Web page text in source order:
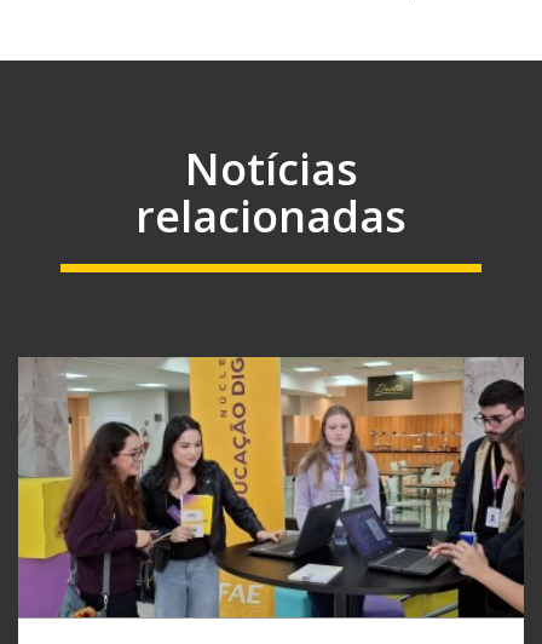
Notícias
relacionadas